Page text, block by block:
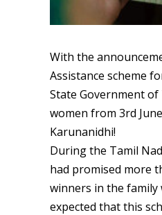
With the
Assistance scheme
State Government
women from 3rd
Karunanidhi!
During the Tamil
had promised more
winners in the family
expected that this